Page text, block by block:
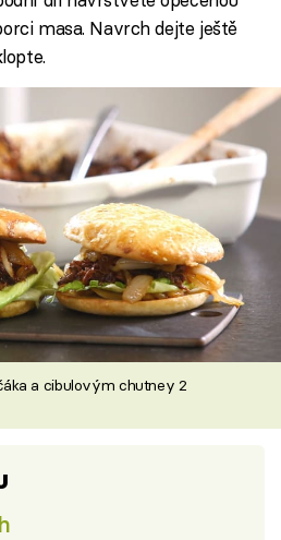
masa. Navrch dejte ještě
a cibulovým chutney 2